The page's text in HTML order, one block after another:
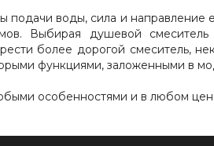
воды, сила и направление
Выбирая душевой смеситель
более дорогой смеситель,
функциями, заложенными в
особенностями и в любом